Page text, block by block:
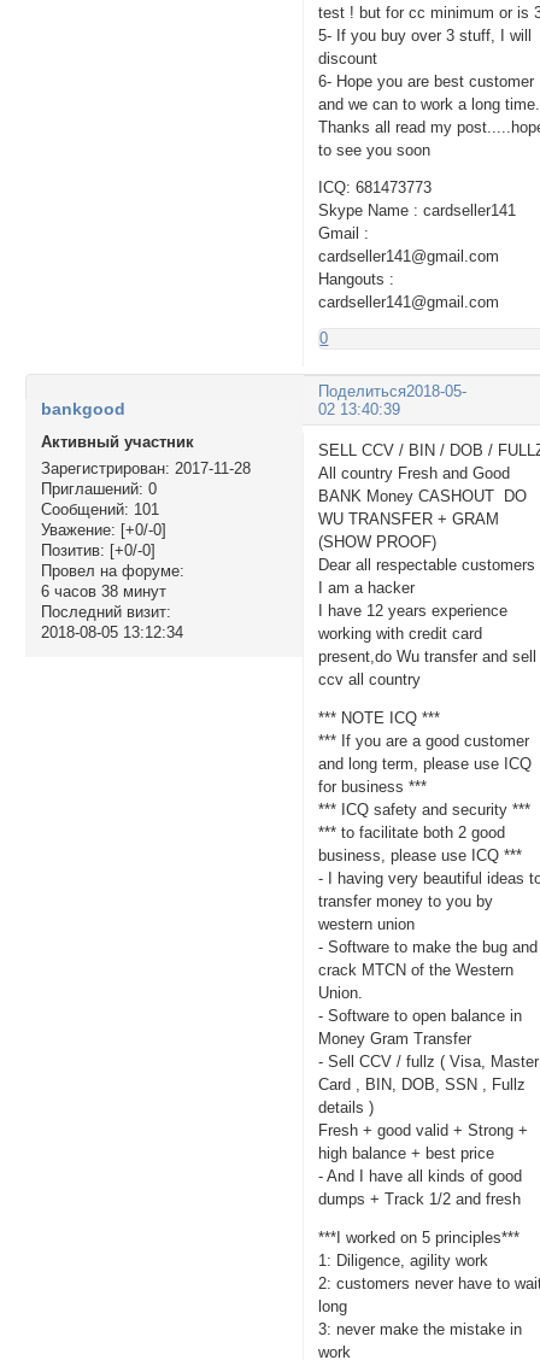
test ! but for cc minimum or is
5- If you buy over 3 stuff, I will
discount
6- Hope you are best customer
and we can to work a long time.
Thanks all read my
to see you soon
ICQ: 681473773
Skype Name : cardseller141
Gmail :
cardseller141@gmail.com
Hangouts :
cardseller141@gmail.com
0
Поделиться2018-05-
02 13:40:39
bankgood
Активный участник
Зарегистрирован: 2017-11-28
Приглашений: 0
Сообщений: 101
Уважение: [+0/-0]
Позитив: [+0/-0]
Провел на форуме:
6 часов 38 минут
Последний визит:
2018-08-05 13:12:34
SELL CCV / BIN / DOB /
All country Fresh and Good
BANK Money CASHOUT DO
WU TRANSFER + GRAM
(SHOW PROOF)
Dear all respectable customers
I am a hacker
I have 12 years experience
working with credit card
present,do Wu transfer and sell
ccv all country
*** NOTE ICQ ***
*** If you are a good customer
and long term, please use ICQ
for business ***
*** ICQ safety and security ***
*** to facilitate both 2 good
business, please use ICQ ***
- I having very beautiful ideas
transfer money to you by
western union
- Software to make the bug and
crack MTCN of the Western
Union.
- Software to open balance in
Money Gram Transfer
- Sell CCV / fullz ( Visa, Master
Card , BIN, DOB, SSN , Fullz
details )
Fresh + good valid + Strong +
high balance + best price
- And I have all kinds of good
dumps + Track 1/2 and fresh
***I worked on 5 principles***
1: Diligence, agility work
2: customers never have to
long
3: never make the mistake in
work